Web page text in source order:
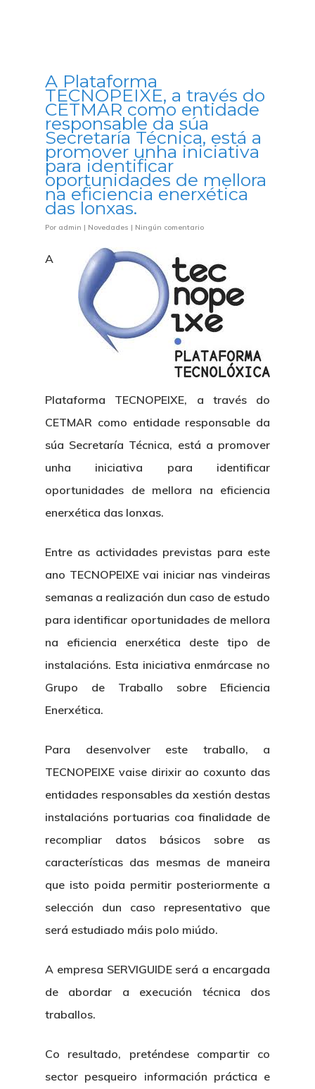
A Plataforma
TECNOPEIXE, a través do
CETMAR como entidade
responsable da súa
Secretaría Técnica, está a
promover unha iniciativa
para identificar
oportunidades de mellora
na eficiencia enerxética
das lonxas.
Por admin | Novedades | Ningún comentario
A
Plataforma TECNOPEIXE, a través do
CETMAR como entidade responsable da
súa Secretaría Técnica, está a promover
unha iniciativa para identificar
oportunidades de mellora na eficiencia
enerxética das lonxas.
Entre as actividades previstas para este
ano TECNOPEIXE vai iniciar nas vindeiras
semanas a realización dun caso de estudo
para identificar oportunidades de mellora
na eficiencia enerxética deste tipo de
instalacións. Esta iniciativa enmárcase no
Grupo de Traballo sobre Eficiencia
Enerxética.
Para desenvolver este traballo, a
TECNOPEIXE vaise dirixir ao coxunto das
entidades responsables da xestión destas
instalacións portuarias coa finalidade de
recompliar datos básicos sobre as
características das mesmas de maneira
que isto poida permitir posteriormente a
selección dun caso representativo que
será estudiado máis polo miúdo.
A empresa SERVIGUIDE será a encargada
de abordar a execución técnica dos
traballos.
Co resultado, preténdese compartir co
sector pesqueiro información práctica e